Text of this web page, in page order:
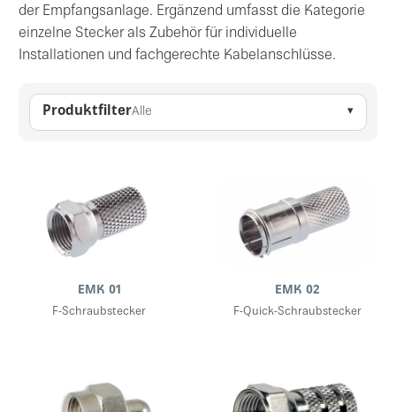
der Empfangsanlage. Ergänzend umfasst die Kategorie
einzelne Stecker als Zubehör für individuelle
Installationen und fachgerechte Kabelanschlüsse.
ProduktfilterAlle
EMK 01
F-Schraubstecker
EMK 02
F-Quick-Schraubstecker